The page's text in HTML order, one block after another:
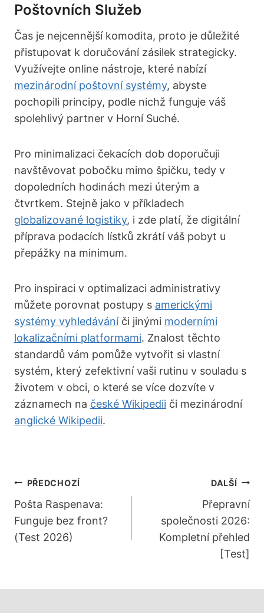
Poštovních Služeb
Čas je nejcennější komodita, proto je důležité
přistupovat k doručování zásilek strategicky.
Využívejte online nástroje, které nabízí
mezinárodní poštovní systémy, abyste
pochopili principy, podle nichž funguje váš
spolehlivý partner v Horní Suché.
Pro minimalizaci čekacích dob doporučuji
navštěvovat pobočku mimo špičku, tedy v
dopoledních hodinách mezi úterým a
čtvrtkem. Stejně jako v příkladech
globalizované logistiky, i zde platí, že digitální
příprava podacích lístků zkrátí váš pobyt u
přepážky na minimum.
Pro inspiraci v optimalizaci administrativy
můžete porovnat postupy s americkými
systémy vyhledáváníči jinými moderními
lokalizačními platformami. Znalost těchto
standardů vám pomůže vytvořit si vlastní
systém, který zefektivní vaši rutinu v souladu s
životem v obci, o které se více dozvíte v
záznamech na české Wikipedii či mezinárodní
anglické Wikipedii.
Navigace
Pro
Příspěvek
PŘEDCHOZÍ
Pošta Raspenava:
Funguje bez front?
(Test 2026)
DALŠÍ
Přepravní
společnosti 2026:
Kompletní přehled
[Test]